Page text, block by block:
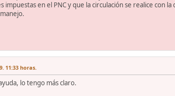
impuestas en el PNC y que la circulación se realice con
11:33 horas.
lo tengo más claro.